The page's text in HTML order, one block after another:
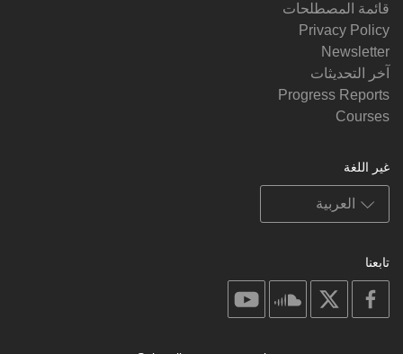
قائمة المصطلحات
Privacy Policy
Newsletter
آخر التحديثات
Progress Reports
Courses
غير اللغة
تابعنا
facebook
soundcloud